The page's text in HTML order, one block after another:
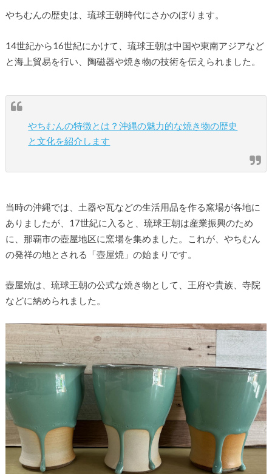
やちむんの歴史は、琉球王朝時代にさかのぼります。
14世紀から16世紀にかけて、琉球王朝は中国や東南アジアなど
と海上貿易を行い、陶磁器や焼き物の技術を伝えられました。
やちむんの特徴とは？沖縄の魅力的な焼き物の歴史
と文化を紹介します
当時の沖縄では、土器や瓦などの生活用品を作る窯場が各地に
ありましたが、17世紀に入ると、琉球王朝は産業振興のため
に、那覇市の壺屋地区に窯場を集めました。これが、やちむん
の発祥の地とされる「壺屋焼」の始まりです。
壺屋焼は、琉球王朝の公式な焼き物として、王府や貴族、寺院
などに納められました。